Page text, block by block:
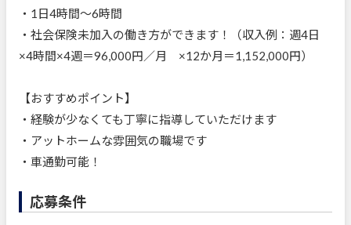
・1日4時間～6時間
・社会保険未加入の働き方ができます！（収入例：週4日
×4時間×4週＝96,000円／月 ×12か月＝1,152,000円）
【おすすめポイント】
・経験が少なくても丁寧に指導していただけます
・アットホームな雰囲気の職場です
・車通勤可能！
応募条件